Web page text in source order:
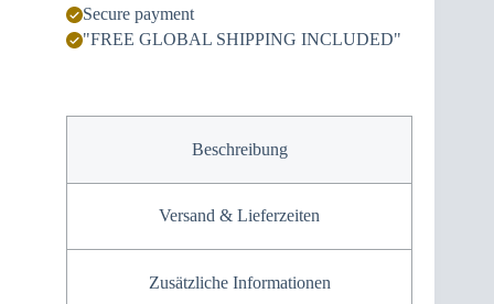
Secure payment
"FREE GLOBAL SHIPPING INCLUDED"
Beschreibung
Versand & Lieferzeiten
Zusätzliche Informationen